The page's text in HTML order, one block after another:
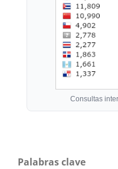
Consultas
Palabras clave